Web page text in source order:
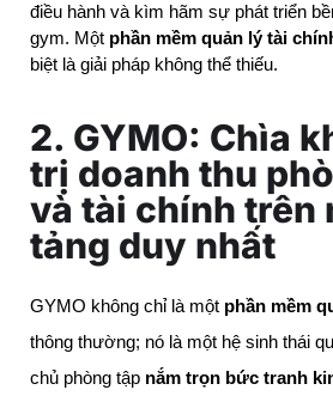
điều hành và kìm hãm sự phát triển
gym. Một phần mềm quản lý tài
biệt là giải pháp không thể thiếu.
2. GYMO: Chìa
trị doanh thu
và tài chính trên
tảng duy nhất
GYMO không chỉ là một phần mềm
thông thường; nó là một hệ sinh thái
chủ phòng tập nắm trọn bức tranh